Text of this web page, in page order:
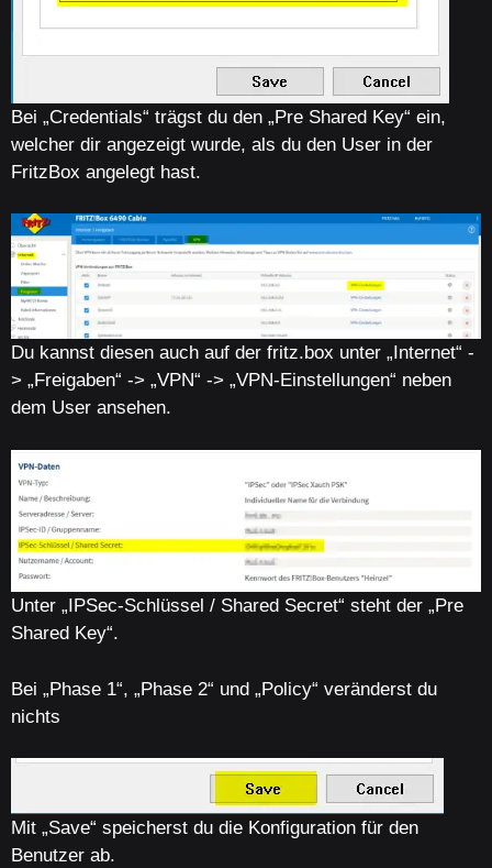
Bei „Credentials“ trägst du den „Pre Shared Key“ ein,
welcher dir angezeigt wurde, als du den User in der
FritzBox angelegt hast.
Du kannst diesen auch auf der fritz.box unter „Internet“ -
> „Freigaben“ -> „VPN“ -> „VPN-Einstellungen“ neben
dem User ansehen.
Unter „IPSec-Schlüssel / Shared Secret“ steht der „Pre
Shared Key“.
Bei „Phase 1“, „Phase 2“ und „Policy“ veränderst du
nichts
Mit „Save“ speicherst du die Konfiguration für den
Benutzer ab.